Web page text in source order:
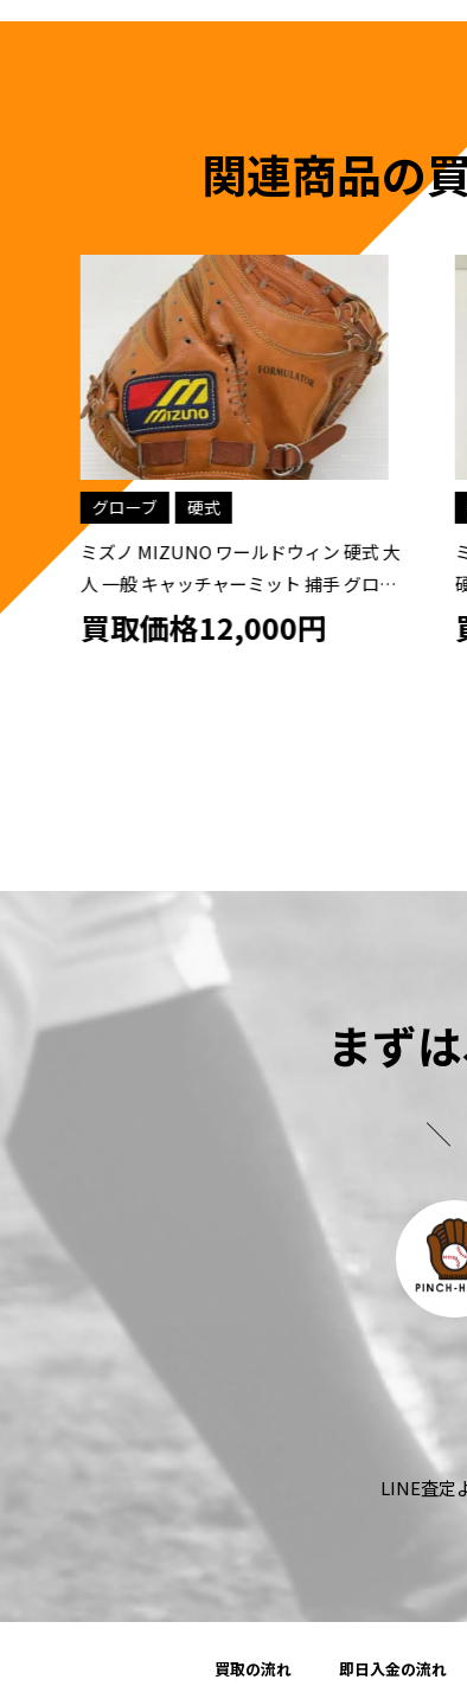
関連商品の
グローブ 硬式
ミズノ MIZUNO ワールドウィン 硬式 大
人 一般 キャッチャーミット 捕手 グロー
ブ グラブ 右投げ プロフェッショナルモ
デル ビッグM 中古品 野球
買取価格12,000円
まず
LINE査定
買取の流れ 即日入金の流れ